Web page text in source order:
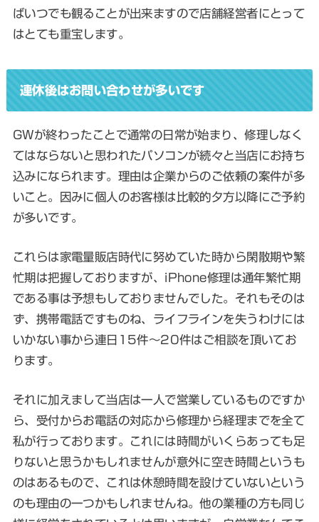
ばいつでも観ることが出来ますので店舗経営者にとって
はとても重宝します。
連休後はお問い合わせが多いです
GWが終わったことで通常の日常が始まり、修理しなく
てはならないと思われたパソコンが続々と当店にお持ち
込みになられます。理由は企業からのご依頼の案件が多
いこと。因みに個人のお客様は比較的夕方以降にご予約
が多いです。
これらは家電量販店時代に努めていた時から閑散期や繁
忙期は把握しておりますが、iPhone修理は通年繁忙期
である事は予想もしておりませんでした。それもそのは
ず、携帯電話ですものね、ライフラインを失うわけには
いかない事から連日15件〜20件はご相談を頂いてお
ります。
それに加えまして当店は一人で営業しているものですか
ら、受付からお電話の対応から修理から経理までを全て
私が行っております。これには時間がいくらあっても足
りないと思うかもしれませんが意外に空き時間というも
のはあるもので、これは休憩時間を設けていないという
のも理由の一つかもしれませんね。他の業種の方も同じ